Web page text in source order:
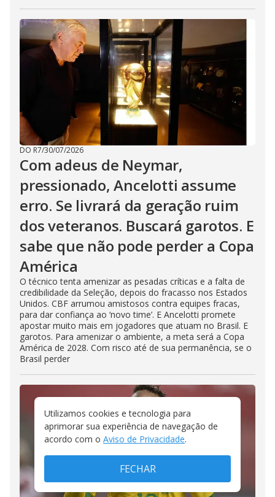
DO R7/30/07/2026
Com adeus de Neymar,
pressionado, Ancelotti assume
erro. Se livrará da geração ruim
dos veteranos. Buscará garotos. E
sabe que não pode perder a Copa
América
O técnico tenta amenizar as pesadas críticas e a falta de
credibilidade da Seleção, depois do fracasso nos Estados
Unidos. CBF arrumou amistosos contra equipes fracas,
para dar confiança ao ‘novo time’. E Ancelotti promete
apostar muito mais em jogadores que atuam no Brasil. E
garotos. Para amenizar o ambiente, a meta será a Copa
América de 2028. Com risco até de sua permanência, se o
Brasil perder
Utilizamos cookies e tecnologia para
aprimorar sua experiência de navegação de
acordo com o Aviso de Privacidade.
FECHAR